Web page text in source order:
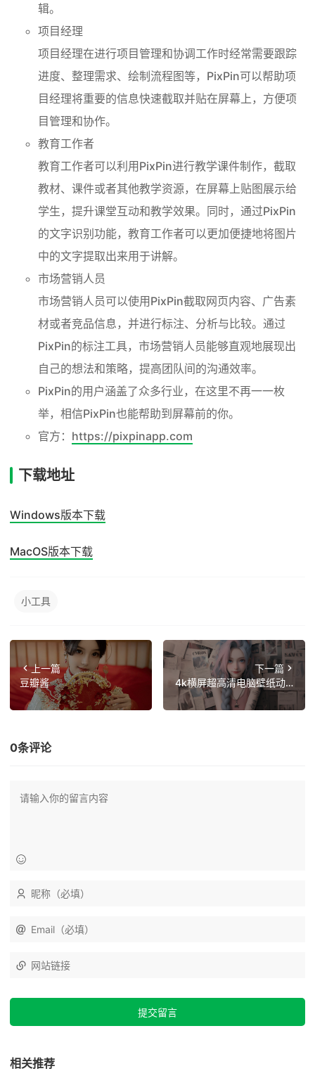
辑。
项目经理
项目经理在进行项目管理和协调工作时经常需要跟踪
进度、整理需求、绘制流程图等，PixPin可以帮助项
目经理将重要的信息快速截取并贴在屏幕上，方便项
目管理和协作。
教育工作者
教育工作者可以利用PixPin进行教学课件制作，截取
教材、课件或者其他教学资源，在屏幕上贴图展示给
学生，提升课堂互动和教学效果。同时，通过PixPin
的文字识别功能，教育工作者可以更加便捷地将图片
中的文字提取出来用于讲解。
市场营销人员
市场营销人员可以使用PixPin截取网页内容、广告素
材或者竞品信息，并进行标注、分析与比较。通过
PixPin的标注工具，市场营销人员能够直观地展现出
自己的想法和策略，提高团队间的沟通效率。
PixPin的用户涵盖了众多行业，在这里不再一一枚
举，相信PixPin也能帮助到屏幕前的你。
官方： https://pixpinapp.com
下载地址
Windows版本下载
MacOS版本下载
小工具
上一篇
豆瓣酱
下一篇
4k横屏超高清电脑壁纸动漫
系列
0条评论
相关推荐